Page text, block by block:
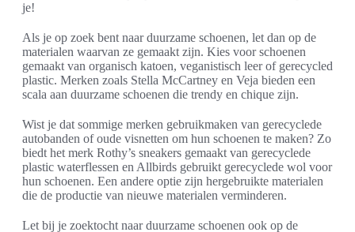
je!
Als je op zoek bent naar duurzame schoenen, let dan op de
materialen waarvan ze gemaakt zijn. Kies voor schoenen
gemaakt van organisch katoen, veganistisch leer of gerecycled
plastic. Merken zoals Stella McCartney en Veja bieden een
scala aan duurzame schoenen die trendy en chique zijn.
Wist je dat sommige merken gebruikmaken van gerecyclede
autobanden of oude visnetten om hun schoenen te maken? Zo
biedt het merk Rothy’s sneakers gemaakt van gerecyclede
plastic waterflessen en Allbirds gebruikt gerecyclede wol voor
hun schoenen. Een andere optie zijn hergebruikte materialen
die de productie van nieuwe materialen verminderen.
Let bij je zoektocht naar duurzame schoenen ook op de